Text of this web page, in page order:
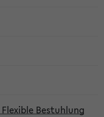
Bestuhlung